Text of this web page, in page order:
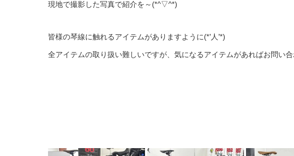
現地で撮影した写真で紹介を～(*^▽^*)
皆様の琴線に触れるアイテムがありますように(*’人’*)
全アイテムの取り扱い難しいですが、気になるアイテムがあればお問い